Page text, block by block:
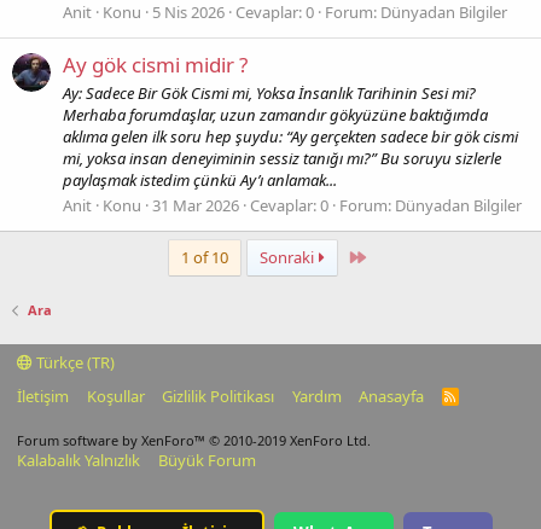
Anit Konu 5 Nis 2026 Cevaplar: 0 Forum: Dünyadan Bilgiler
Ay gök cismi midir ?
Ay: Sadece Bir Gök Cismi mi, Yoksa İnsanlık Tarihinin Sesi mi?
Merhaba forumdaşlar, uzun zamandır gökyüzüne baktığımda
aklıma gelen ilk soru hep şuydu: “Ay gerçekten sadece bir gök cismi
mi, yoksa insan deneyiminin sessiz tanığı mı?” Bu soruyu sizlerle
paylaşmak istedim çünkü Ay’ı anlamak...
Anit Konu 31 Mar 2026 Cevaplar: 0 Forum: Dünyadan Bilgiler
1 of 10 Sonraki Last
Ara
Türkçe (TR)
İletişim
Koşullar Gizlilik Politikası Yardım Anasayfa
R
Forum software by XenForo™ © 2010-2019 XenForo Ltd.
Kalabalık Yalnızlık Büyük Forum